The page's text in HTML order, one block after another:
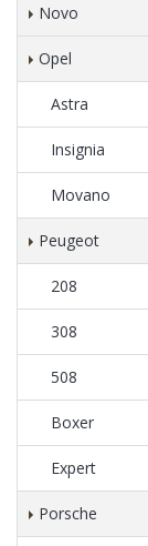
Novo
Opel
Astra
Insignia
Movano
Peugeot
208
308
508
Boxer
Expert
Porsche